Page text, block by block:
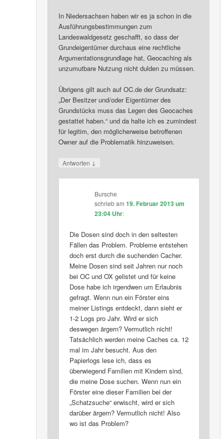
In Niedersachsen haben wir es ja schon in die
Ausführungsbestimmungen zum
Landeswaldgesetz geschafft, so dass der
Grundeigentümer durchaus eine rechtliche
Argumentationsgrundlage hat, Geocaching als
unzumutbare Nutzung nicht dulden zu müssen.
Übrigens gilt auch auf OC.de der Grundsatz:
„Der Besitzer und/oder Eigentümer des
Grundstücks muss das Legen des Geocaches
gestattet haben.“ und da halte ich es zumindest
für legitim, den möglicherweise betroffenen
Owner auf die Problematik hinzuweisen.
Antworten ↓
Bursche
schriebam 19. Februar 2013 um
23:04 Uhr:
Die Dosen sind doch in den seltesten
Fällen das Problem. Probleme entstehen
doch erst durch die suchenden Cacher.
Meine Dosen sind seit Jahren nur noch
bei OC und OX gelistet und für keine
Dose habe ich irgendwen um Erlaubnis
gefragt. Wenn nun ein Förster eins
meiner Listings entdeckt, dann sieht er
1-2 Logs pro Jahr. Wird er sich
deswegen ärgern? Vermutlich nicht!
Tatsächlich werden meine Caches ca. 12
mal im Jahr besucht. Aus den
Papierlogs lese ich, dass es
überwiegend Familien mit Kindern sind,
die meine Dose suchen. Wenn nun ein
Förster eine dieser Familien bei der
„Schatzsuche“ erwischt, wird er sich
darüber ärgern? Vermutlich nicht! Also
wo ist das Problem?